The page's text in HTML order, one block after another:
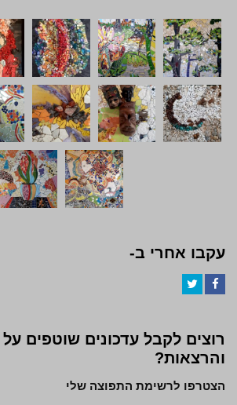
עקבו אחרי ב-
רוצים לקבל עדכונים שוטפים על
והרצאות?
הצטרפו לרשימת התפוצה שלי